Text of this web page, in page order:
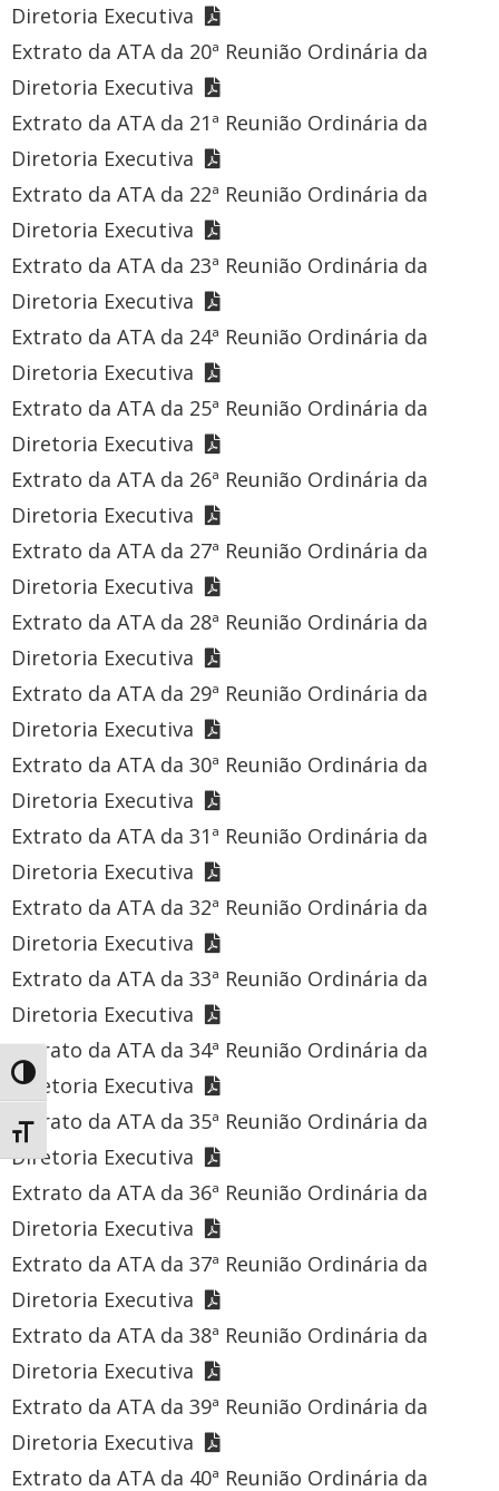
Toggle High Contrast
Toggle Font size
Diretoria Executiva
Extrato da ATA da 20ª Reunião Ordinária da
Diretoria Executiva
Extrato da ATA da 21ª Reunião Ordinária da
Diretoria Executiva
Extrato da ATA da 22ª Reunião Ordinária da
Diretoria Executiva
Extrato da ATA da 23ª Reunião Ordinária da
Diretoria Executiva
Extrato da ATA da 24ª Reunião Ordinária da
Diretoria Executiva
Extrato da ATA da 25ª Reunião Ordinária da
Diretoria Executiva
Extrato da ATA da 26ª Reunião Ordinária da
Diretoria Executiva
Extrato da ATA da 27ª Reunião Ordinária da
Diretoria Executiva
Extrato da ATA da 28ª Reunião Ordinária da
Diretoria Executiva
Extrato da ATA da 29ª Reunião Ordinária da
Diretoria Executiva
Extrato da ATA da 30ª Reunião Ordinária da
Diretoria Executiva
Extrato da ATA da 31ª Reunião Ordinária da
Diretoria Executiva
Extrato da ATA da 32ª Reunião Ordinária da
Diretoria Executiva
Extrato da ATA da 33ª Reunião Ordinária da
Diretoria Executiva
Extrato da ATA da 34ª Reunião Ordinária da
Diretoria Executiva
Extrato da ATA da 35ª Reunião Ordinária da
Diretoria Executiva
Extrato da ATA da 36ª Reunião Ordinária da
Diretoria Executiva
Extrato da ATA da 37ª Reunião Ordinária da
Diretoria Executiva
Extrato da ATA da 38ª Reunião Ordinária da
Diretoria Executiva
Extrato da ATA da 39ª Reunião Ordinária da
Diretoria Executiva
Extrato da ATA da 40ª Reunião Ordinária da